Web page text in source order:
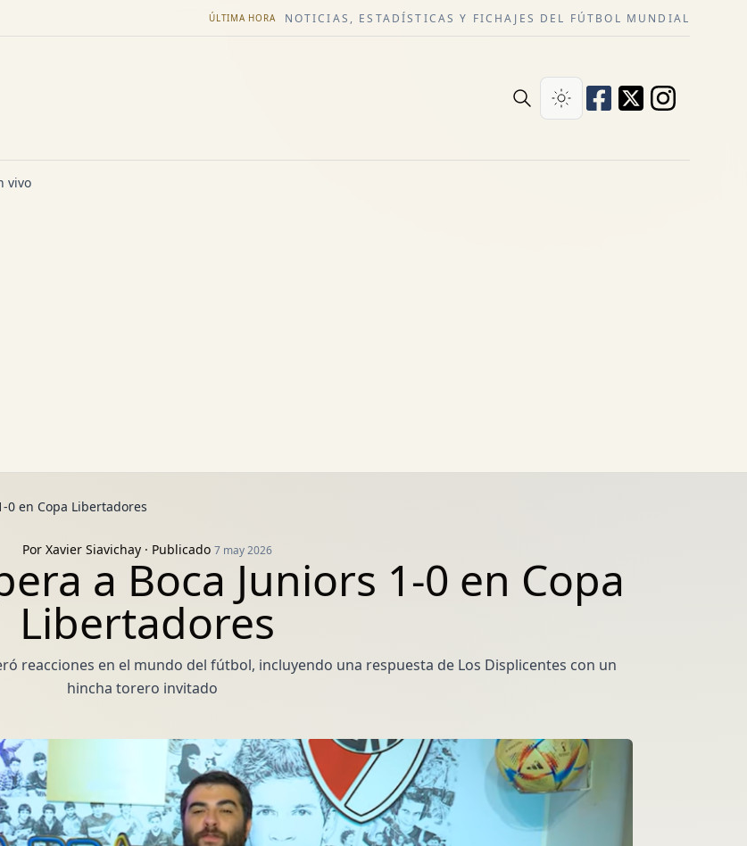
ÚLTIMA HORA NOTICIAS, ESTADÍSTICAS Y FICHAJES DEL FÚTBOL MUNDIAL
vivo
0 en Copa Libertadores
Por Xavier Siavichay · Publicado 7 may 2026
a Boca Juniors 1-0 en Copa
Libertadores
reacciones en el mundo del fútbol, incluyendo una respuesta de Los Displicentes con un
hincha torero invitado